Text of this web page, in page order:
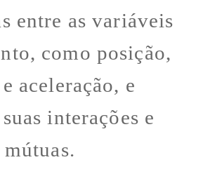
entre as variáveis
como posição,
aceleração, e
interações e